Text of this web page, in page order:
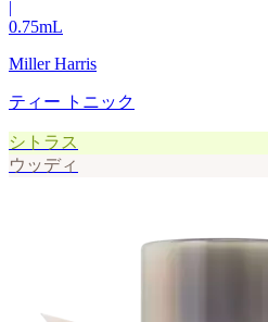
|
0.75mL
Miller Harris
ティー トニック
シトラス
ウッディ